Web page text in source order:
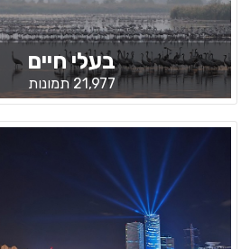
בעלי חיים
21,977 תמונות